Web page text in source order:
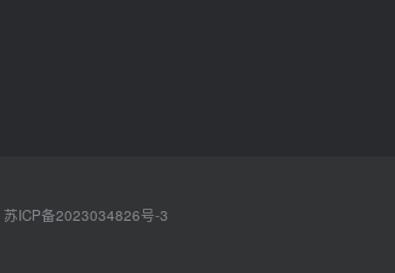
苏ICP备2023034826号-3